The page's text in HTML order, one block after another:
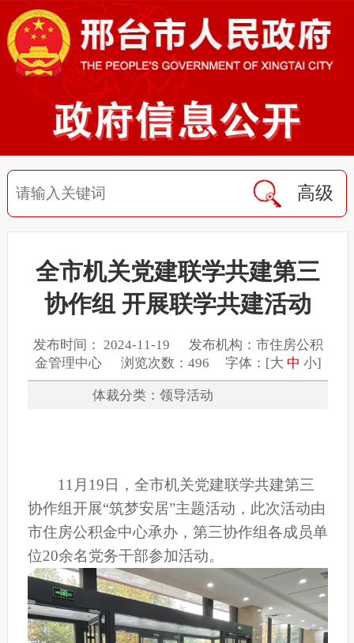
高级
全市机关党建联学共建第三
协作组 开展联学共建活动
发布时间： 2024-11-19 发布机构：市住房公积
金管理中心 浏览次数：496 字体：[大 中 小]
体裁分类：领导活动
11月19日，全市机关党建联学共建第三
协作组开展“筑梦安居”主题活动，此次活动由
市住房公积金中心承办，第三协作组各成员单
位20余名党务干部参加活动。